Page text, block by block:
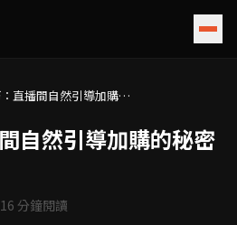
直播間自然引導加購的
自然引導加購的秘密
16 分鐘閱讀